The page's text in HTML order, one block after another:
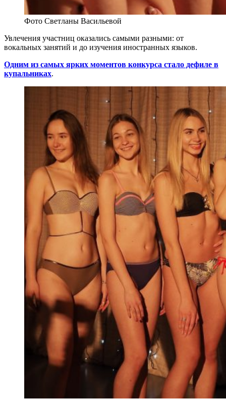
Фото Светланы Васильевой
Увлечения участниц оказались самыми разными: от
вокальных занятий и до изучения иностранных языков.
Одним из самых ярких моментов конкурса стало дефиле в
купальниках.